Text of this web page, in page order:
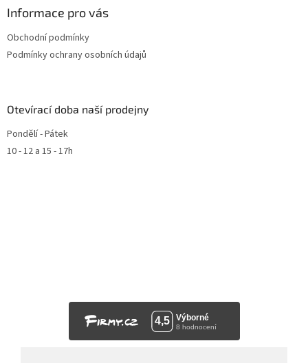
Informace pro vás
Obchodní podmínky
Podmínky ochrany osobních údajů
Otevírací doba naší prodejny
Pondělí - Pátek
10 - 12 a 15 - 17h